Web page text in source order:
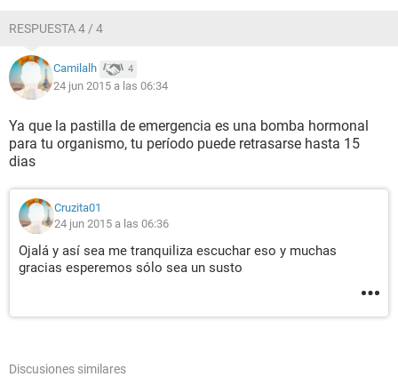
RESPUESTA 4 / 4
Camilalh 4
24 jun 2015 a las 06:34
Ya que la pastilla de emergencia es una bomba hormonal
para tu organismo, tu período puede retrasarse hasta 15
dias
Cruzita01
24 jun 2015 a las 06:36
Ojalá y así sea me tranquiliza escuchar eso y muchas
gracias esperemos sólo sea un susto
Discusiones similares